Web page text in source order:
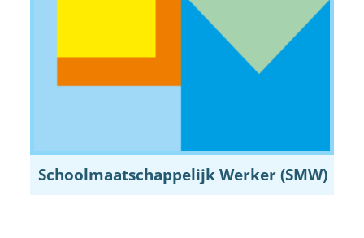
Schoolmaatschappelijk Werker (SMW)